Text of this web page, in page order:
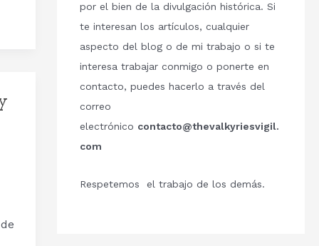
por el bien de la divulgación histórica. Si
te interesan los artículos, cualquier
aspecto del blog o de mi trabajo o si te
interesa trabajar conmigo o ponerte en
contacto, puedes hacerlo a través del
correo
electrónico contacto@thevalkyriesvigil.
com
Respetemos el trabajo de los demás.